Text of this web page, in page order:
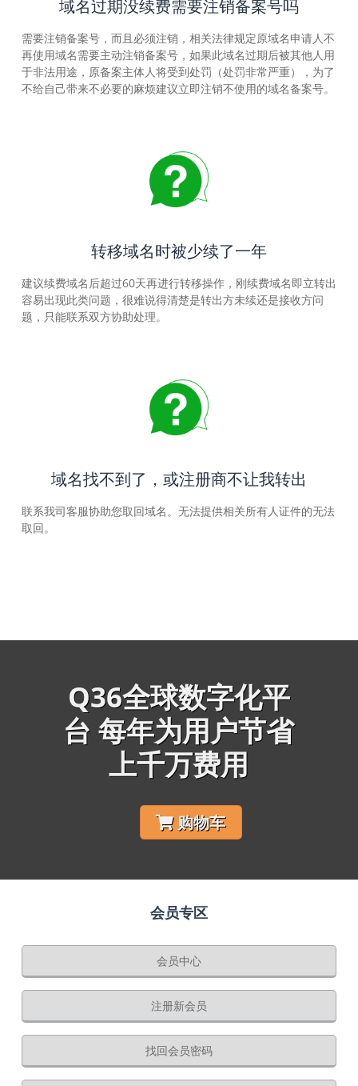
域名过期没续费需要注销备案号吗
需要注销备案号，而且必须注销，相关法律规定原域名申请人不
再使用域名需要主动注销备案号，如果此域名过期后被其他人用
于非法用途，原备案主体人将受到处罚（处罚非常严重），为了
不给自己带来不必要的麻烦建议立即注销不使用的域名备案号。
转移域名时被少续了一年
建议续费域名后超过60天再进行转移操作，刚续费域名即立转出
容易出现此类问题，很难说得清楚是转出方未续还是接收方问
题，只能联系双方协助处理。
域名找不到了，或注册商不让我转出
联系我司客服协助您取回域名。无法提供相关所有人证件的无法
取回。
Q36全球数字化平
台 每年为用户节省
上千万费用
购物车
会员专区
会员中心
注册新会员
找回会员密码